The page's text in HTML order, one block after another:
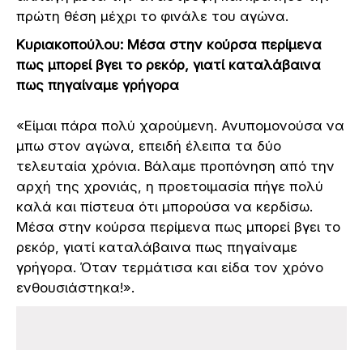
πρώτη θέση μέχρι το φινάλε του αγώνα.
Κυριακοπούλου: Μέσα στην κούρσα περίμενα
πως μπορεί βγει το ρεκόρ, γιατί καταλάβαινα
πως πηγαίναμε γρήγορα
«Είμαι πάρα πολύ χαρούμενη. Ανυπομονούσα να
μπω στον αγώνα, επειδή έλειπα τα δύο
τελευταία χρόνια. Βάλαμε προπόνηση από την
αρχή της χρονιάς, η προετοιμασία πήγε πολύ
καλά και πίστευα ότι μπορούσα να κερδίσω.
Μέσα στην κούρσα περίμενα πως μπορεί βγει το
ρεκόρ, γιατί καταλάβαινα πως πηγαίναμε
γρήγορα. Όταν τερμάτισα και είδα τον χρόνο
ενθουσιάστηκα!».